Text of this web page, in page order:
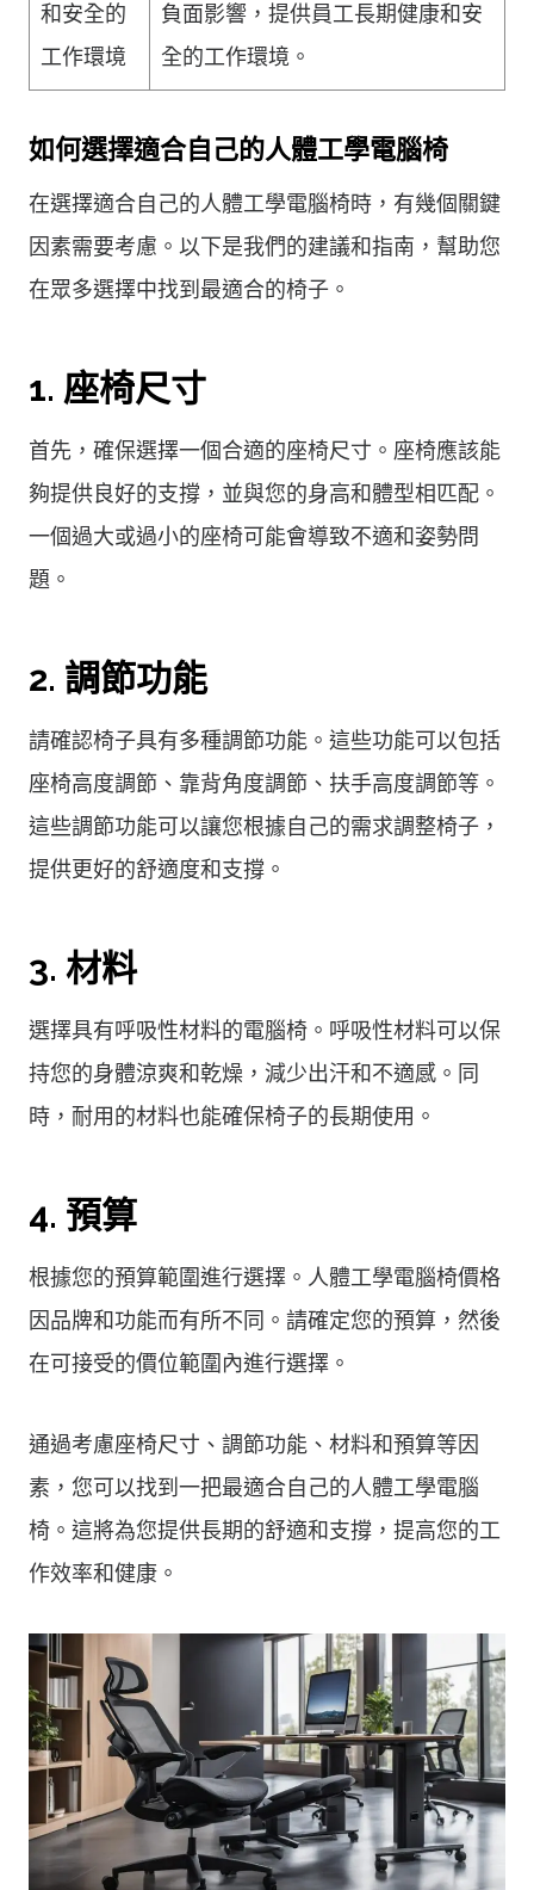
和安全的
工作環境
負面影響，提供員工長期健康和安
全的工作環境。
如何選擇適合自己的人體工學電腦椅
在選擇適合自己的人體工學電腦椅時，有幾個關鍵
因素需要考慮。以下是我們的建議和指南，幫助您
在眾多選擇中找到最適合的椅子。
1. 座椅尺寸
首先，確保選擇一個合適的座椅尺寸。座椅應該能
夠提供良好的支撐，並與您的身高和體型相匹配。
一個過大或過小的座椅可能會導致不適和姿勢問
題。
2. 調節功能
請確認椅子具有多種調節功能。這些功能可以包括
座椅高度調節、靠背角度調節、扶手高度調節等。
這些調節功能可以讓您根據自己的需求調整椅子，
提供更好的舒適度和支撐。
3. 材料
選擇具有呼吸性材料的電腦椅。呼吸性材料可以保
持您的身體涼爽和乾燥，減少出汗和不適感。同
時，耐用的材料也能確保椅子的長期使用。
4. 預算
根據您的預算範圍進行選擇。人體工學電腦椅價格
因品牌和功能而有所不同。請確定您的預算，然後
在可接受的價位範圍內進行選擇。
通過考慮座椅尺寸、調節功能、材料和預算等因
素，您可以找到一把最適合自己的人體工學電腦
椅。這將為您提供長期的舒適和支撐，提高您的工
作效率和健康。